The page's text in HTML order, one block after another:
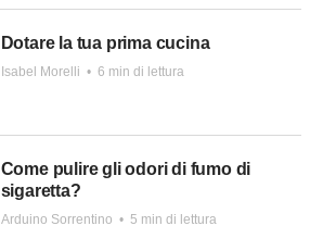
Dotare la tua prima cucina
Isabel Morelli • 6 min di lettura
Come pulire gli odori di fumo di
sigaretta?
Arduino Sorrentino • 5 min di lettura